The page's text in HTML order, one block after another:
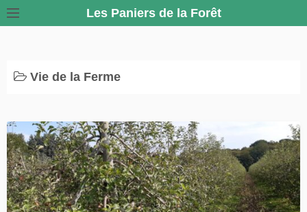
k
Les Paniers de la Forêt
Vie de la Ferme